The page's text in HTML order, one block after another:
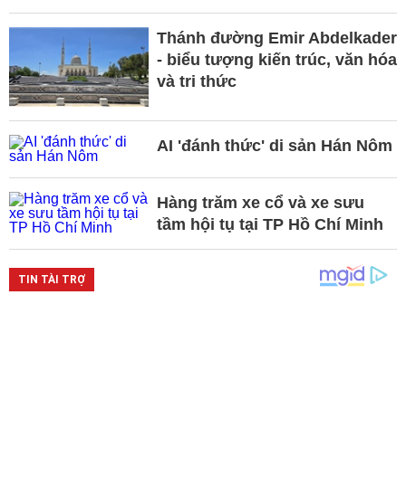
Thánh đường Emir Abdelkader
- biểu tượng kiến trúc, văn hóa
và tri thức
AI 'đánh thức' di sản Hán Nôm
Hàng trăm xe cổ và xe sưu
tầm hội tụ tại TP Hồ Chí Minh